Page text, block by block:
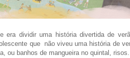
era dividir uma história divertida de
que não viveu uma história de
ou banhos de mangueira no quintal, risos.